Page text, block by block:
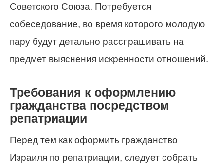
Советского Союза. Потребуется
собеседование, во время которого молодую
пару будут детально расспрашивать на
предмет выяснения искренности отношений.
Требования к оформлению
гражданства посредством
репатриации
Перед тем как оформить гражданство
Израиля по репатриации, следует собрать